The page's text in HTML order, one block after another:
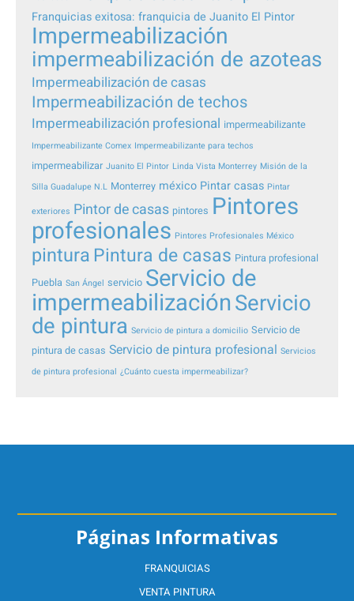
Franquicias exitosa: franquicia de Juanito El Pintor
Impermeabilización
impermeabilización de azoteas
Impermeabilización de casas
Impermeabilización de techos
Impermeabilización profesional impermeabilizante
Impermeabilizante Comex Impermeabilizante para techos
impermeabilizar Juanito El Pintor Linda Vista Monterrey Misión de la
Silla Guadalupe N.L Monterrey méxico Pintar casas Pintar
exteriores Pintor de casas pintores Pintores
profesionales Pintores Profesionales México
pintura Pintura de casas Pintura profesional
Puebla San Ángel servicio Servicio de
impermeabilizaciónServicio
de pintura Servicio de pintura a domicilio Servicio de
pintura de casas Servicio de pintura profesional Servicios
de pintura profesional ¿Cuánto cuesta impermeabilizar?
Páginas Informativas
FRANQUICIAS
VENTA PINTURA